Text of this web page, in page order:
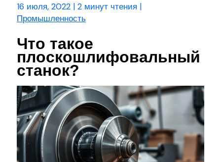
16 июля, 2022 |2 минут чтения |
Промышленность
Что такое
плоскошлифовальный
станок?